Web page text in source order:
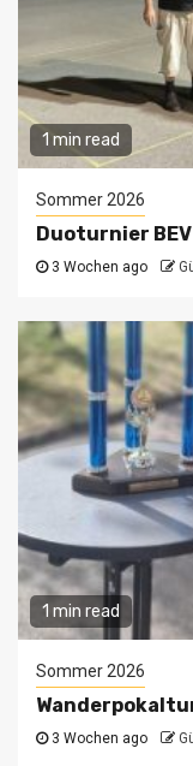
1 min read
Sommer 2026
Duoturnier
3 Wochen ago
1 min read
Sommer 2026
3 Wochen ago